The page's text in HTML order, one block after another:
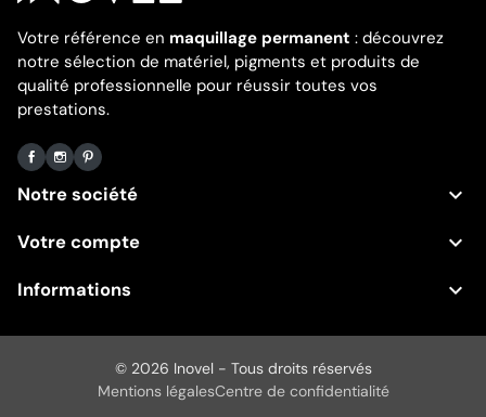
Votre référence en maquillage permanent : découvrez
notre sélection de matériel, pigments et produits de
qualité professionnelle pour réussir toutes vos
prestations.
Facebook
Instagram
Pinterest
Notre société 
Votre compte 
Informations 
© 2026 Inovel - Tous droits réservés
Mentions légalesCentre de confidentialité